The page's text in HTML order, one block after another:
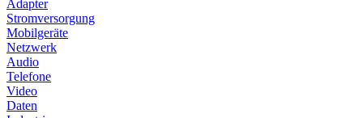
Adapter
Stromversorgung
Mobilgeräte
Netzwerk
Audio
Telefone
Video
Daten